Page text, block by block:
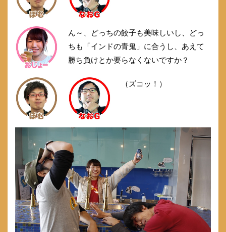
ん～、どっちの餃子も美味しいし、どっ
ちも「インドの青鬼」に合うし、あえて
勝ち負けとか要らなくないですか？
（ズコッ！）